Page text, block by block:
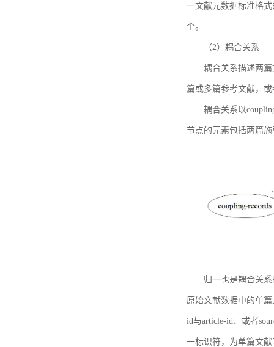
一文献元数据标准格
个。
（2）耦合关系
耦合关系描述两
篇或多篇参考文献，
耦合关系以
节点的元素包括两篇
归一也是耦合关
原始文献数据中的单篇
id与article-id、或者
一标识符，为单篇文